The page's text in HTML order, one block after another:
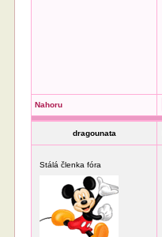
Nahoru
dragounata
Stálá členka fóra